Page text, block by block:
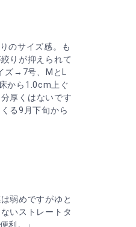
のサイズ感。も
りが抑えられて
ズ→7号、MとL
から1.0cm上ぐ
厚くはないです
る9月下旬から
弱めですがゆと
いストレートタ
利。」